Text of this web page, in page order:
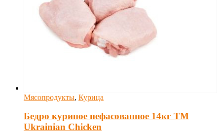
Мясопродукты, Курица
Бедро куриное нефасованное 14кг ТМ
Ukrainian Chicken